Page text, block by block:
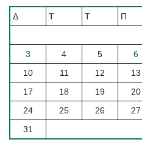
Δ Τ Τ Π
3
4 5 6
10
11 12 13
17
18 19 20
24
25 26 27
31